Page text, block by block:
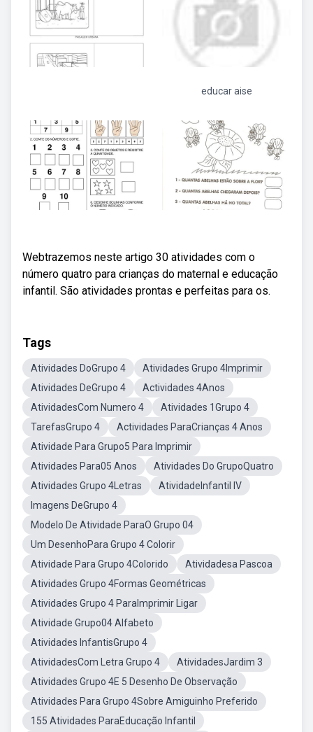
educar aise
Webtrazemos neste artigo 30 atividades com o
número quatro para crianças do maternal e educação
infantil. São atividades prontas e perfeitas para os.
Tags
Atividades DoGrupo 4
Atividades Grupo 4Imprimir
Atividades DeGrupo 4
Actividades 4Anos
AtividadesCom Numero 4
Atividades 1Grupo 4
TarefasGrupo 4
Actividades ParaCrianças 4 Anos
Atividade Para Grupo5 Para Imprimir
Atividades Para05 Anos
Atividades Do GrupoQuatro
Atividades Grupo 4Letras
AtividadeInfantil IV
Imagens DeGrupo 4
Modelo De Atividade ParaO Grupo 04
Um DesenhoPara Grupo 4 Colorir
Atividade Para Grupo 4Colorido
Atividadesa Pascoa
Atividades Grupo 4Formas Geométricas
Atividades Grupo 4 ParaImprimir Ligar
Atividade Grupo04 Alfabeto
Atividades InfantisGrupo 4
AtividadesCom Letra Grupo 4
AtividadesJardim 3
Atividades Grupo 4E 5 Desenho De Observação
Atividades Para Grupo 4Sobre Amiguinho Preferido
155 Atividades ParaEducação Infantil